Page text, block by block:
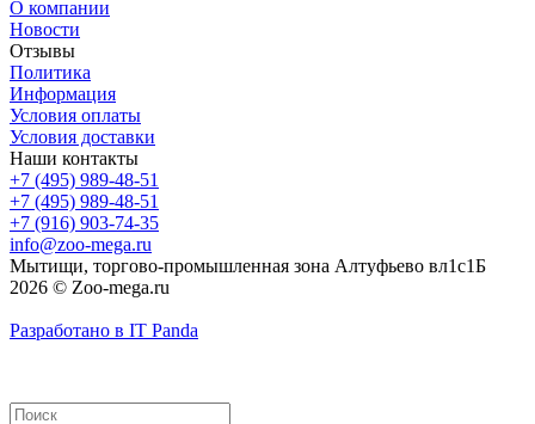
О компании
Новости
Отзывы
Политика
Информация
Условия оплаты
Условия доставки
Наши контакты
+7 (495) 989-48-51
+7 (495) 989-48-51
+7 (916) 903-74-35
info@zoo-mega.ru
Мытищи, торгово-промышленная зона Алтуфьево вл1с1Б
2026 © Zoo-mega.ru
Разработано в IT Panda